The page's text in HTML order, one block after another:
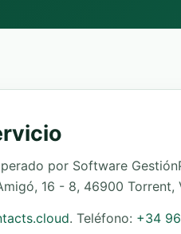
por Software
16 - 8, 46900 Torrent,
. Teléfono: +34